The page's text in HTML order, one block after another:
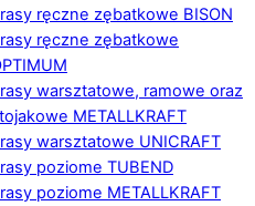
ręczne zębatkowe BISON
ręczne zębatkowe
warsztatowe, ramowe oraz
METALLKRAFT
warsztatowe UNICRAFT
poziome TUBEND
poziome METALLKRAFT